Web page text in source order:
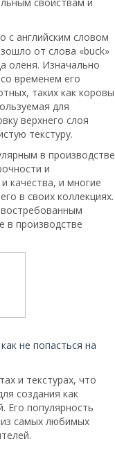
с английским словом
от слова «buck»
оленя. Изначально
временем его
таких как коровы
для
верхнего слоя
текстуру.
в производстве
и
качества, и многие
в своих коллекциях.
в производстве
не попасться на
и текстурах, что
создания как
Его популярность
самых любимых